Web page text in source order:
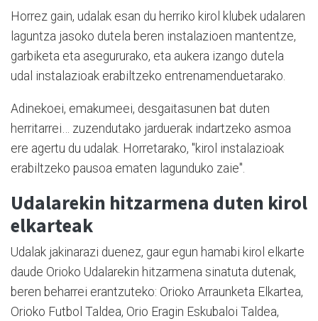
Horrez gain, udalak esan du herriko kirol klubek udalaren
laguntza jasoko dutela beren instalazioen mantentze,
garbiketa eta asegururako, eta aukera izango dutela
udal instalazioak erabiltzeko entrenamenduetarako.
Adinekoei, emakumeei, desgaitasunen bat duten
herritarrei… zuzendutako jarduerak indartzeko asmoa
ere agertu du udalak. Horretarako, "kirol instalazioak
erabiltzeko pausoa ematen lagunduko zaie".
Udalarekin hitzarmena duten kirol
elkarteak
Udalak jakinarazi duenez, gaur egun hamabi kirol elkarte
daude Orioko Udalarekin hitzarmena sinatuta dutenak,
beren beharrei erantzuteko: Orioko Arraunketa Elkartea,
Orioko Futbol Taldea, Orio Eragin Eskubaloi Taldea,